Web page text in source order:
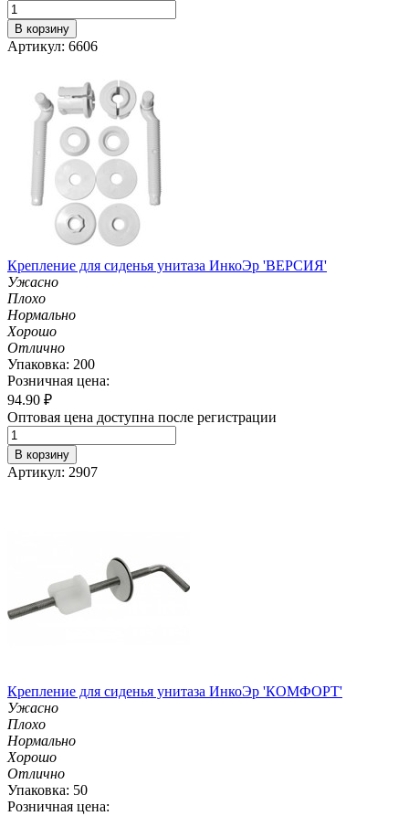
В корзину
Артикул: 6606
Крепление для сиденья унитаза ИнкоЭр 'ВЕРСИЯ'
Ужасно
Плохо
Нормально
Хорошо
Отлично
Упаковка: 200
Розничная цена:
94.90 ₽
Оптовая цена доступна после регистрации
В корзину
Артикул: 2907
Крепление для сиденья унитаза ИнкоЭр 'КОМФОРТ'
Ужасно
Плохо
Нормально
Хорошо
Отлично
Упаковка: 50
Розничная цена: